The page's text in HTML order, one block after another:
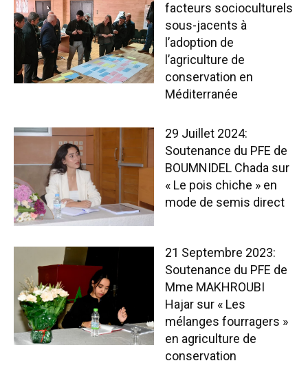
facteurs socioculturels
sous-jacents à
l’adoption de
l’agriculture de
conservation en
Méditerranée
29 Juillet 2024:
Soutenance du PFE de
BOUMNIDEL Chada sur
« Le pois chiche » en
mode de semis direct
21 Septembre 2023:
Soutenance du PFE de
Mme MAKHROUBI
Hajar sur « Les
mélanges fourragers »
en agriculture de
conservation